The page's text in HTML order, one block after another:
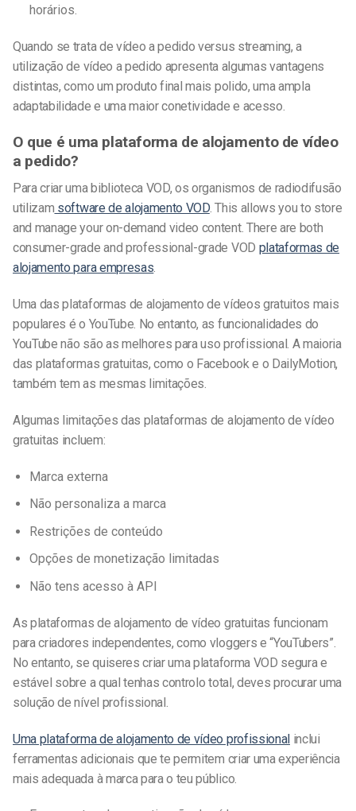
horários.
Quando se trata de vídeo a pedido versus streaming, a
utilização de vídeo a pedido apresenta algumas vantagens
distintas, como um produto final mais polido, uma ampla
adaptabilidade e uma maior conetividade e acesso.
O que é uma plataforma de alojamento de vídeo
a pedido?
Para criar uma biblioteca VOD, os organismos de radiodifusão
utilizam software de alojamento VOD. This allows you to store
and manage your on-demand video content. There are both
consumer-grade and professional-grade VOD plataformas de
alojamento para empresas.
Uma das plataformas de alojamento de vídeos gratuitos mais
populares é o YouTube. No entanto, as funcionalidades do
YouTube não são as melhores para uso profissional. A maioria
das plataformas gratuitas, como o Facebook e o DailyMotion,
também tem as mesmas limitações.
Algumas limitações das plataformas de alojamento de vídeo
gratuitas incluem:
Marca externa
Não personaliza a marca
Restrições de conteúdo
Opções de monetização limitadas
Não tens acesso à API
As plataformas de alojamento de vídeo gratuitas funcionam
para criadores independentes, como vloggers e “YouTubers”.
No entanto, se quiseres criar uma plataforma VOD segura e
estável sobre a qual tenhas controlo total, deves procurar uma
solução de nível profissional.
Uma plataforma de alojamento de vídeo profissional inclui
ferramentas adicionais que te permitem criar uma experiência
mais adequada à marca para o teu público.